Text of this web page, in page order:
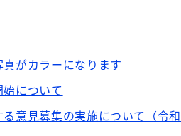
がカラーになります
について
意見募集の実施について（令